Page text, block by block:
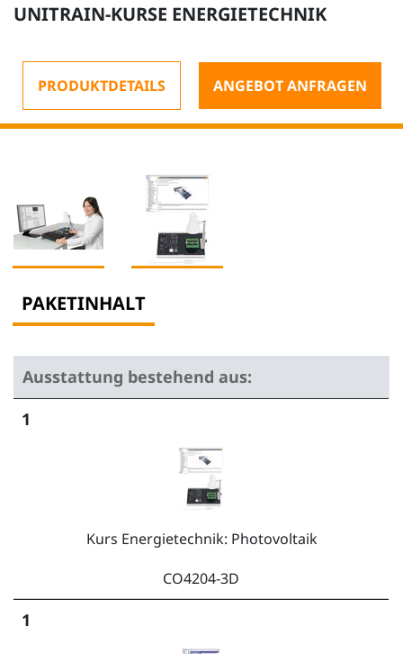
UNITRAIN-KURSE ENERGIETECHNIK
PRODUKTDETAILS ANGEBOT ANFRAGEN
PAKETINHALT
Ausstattung bestehend aus:
1
Kurs Energietechnik: Photovoltaik
CO4204-3D
1